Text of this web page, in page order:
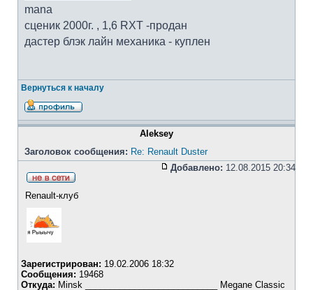
mana
cценик 2000г. , 1,6 RXT -продан
дастер блэк лайн механика - куплен
Вернуться к началу
Aleksey
Заголовок сообщения: Re: Renault Duster
Добавлено: 12.08.2015 20:34
Renault-клуб
Зарегистрирован: 19.02.2006 18:32
Сообщения: 19468
Откуда: Minsk ___________________________ Megane Classic